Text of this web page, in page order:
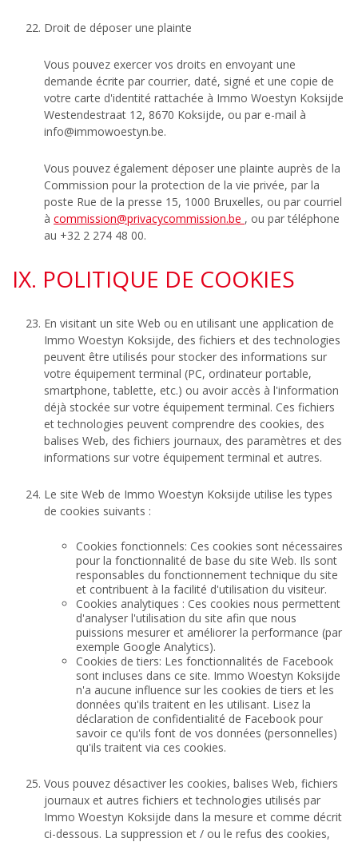
Droit de déposer une plainte
Vous pouvez exercer vos droits en envoyant une
demande écrite par courrier, daté, signé et une copie de
votre carte d'identité rattachée à Immo Woestyn Koksijde
Westendestraat 12, 8670 Koksijde, ou par e-mail à
info@immowoestyn.be.
Vous pouvez également déposer une plainte auprès de la
Commission pour la protection de la vie privée, par la
poste Rue de la presse 15, 1000 Bruxelles, ou par courriel
à commission@privacycommission.be , ou par téléphone
au +32 2 274 48 00.
IX. POLITIQUE DE COOKIES
En visitant un site Web ou en utilisant une application de
Immo Woestyn Koksijde, des fichiers et des technologies
peuvent être utilisés pour stocker des informations sur
votre équipement terminal (PC, ordinateur portable,
smartphone, tablette, etc.) ou avoir accès à l'information
déjà stockée sur votre équipement terminal. Ces fichiers
et technologies peuvent comprendre des cookies, des
balises Web, des fichiers journaux, des paramètres et des
informations sur votre équipement terminal et autres.
Le site Web de Immo Woestyn Koksijde utilise les types
de cookies suivants :
Cookies fonctionnels: Ces cookies sont nécessaires
pour la fonctionnalité de base du site Web. Ils sont
responsables du fonctionnement technique du site
et contribuent à la facilité d'utilisation du visiteur.
Cookies analytiques : Ces cookies nous permettent
d'analyser l'utilisation du site afin que nous
puissions mesurer et améliorer la performance (par
exemple Google Analytics).
Cookies de tiers: Les fonctionnalités de Facebook
sont incluses dans ce site. Immo Woestyn Koksijde
n'a aucune influence sur les cookies de tiers et les
données qu'ils traitent en les utilisant. Lisez la
déclaration de confidentialité de Facebook pour
savoir ce qu'ils font de vos données (personnelles)
qu'ils traitent via ces cookies.
Vous pouvez désactiver les cookies, balises Web, fichiers
journaux et autres fichiers et technologies utilisés par
Immo Woestyn Koksijde dans la mesure et comme décrit
ci-dessous. La suppression et / ou le refus des cookies,